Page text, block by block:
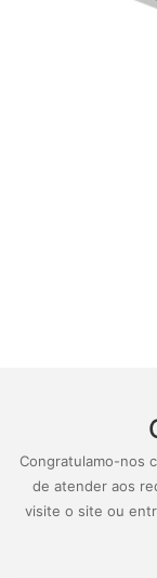
Congratulamo-nos
de atender aos
visite o site ou